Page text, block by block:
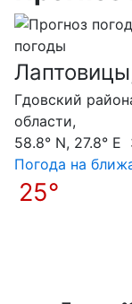
Гдовский
области,
58.8° N, 27.8° E
Погода на
25°